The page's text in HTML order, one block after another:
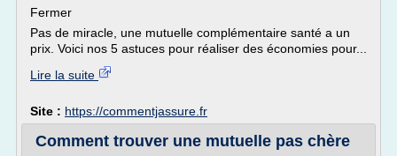
Fermer
Pas de miracle, une mutuelle complémentaire santé a un
prix. Voici nos 5 astuces pour réaliser des économies pour...
Lire la suite
Site : https://commentjassure.fr
Comment trouver une mutuelle pas chère